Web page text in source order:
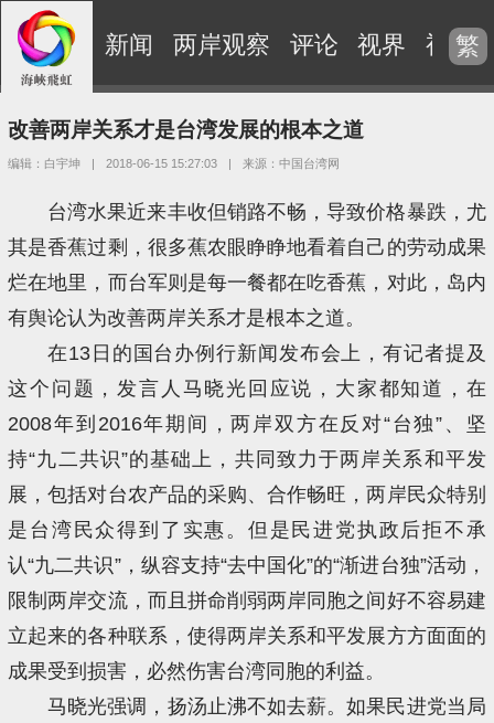
新闻 两岸观察 评论 视界 视频
繁
改善两岸关系才是台湾发展的根本之道
编辑：白宇坤 | 2018-06-15 15:27:03 | 来源：中国台湾网
台湾水果近来丰收但销路不畅，导致价格暴跌，尤
其是香蕉过剩，很多蕉农眼睁睁地看着自己的劳动成果
烂在地里，而台军则是每一餐都在吃香蕉，对此，岛内
有舆论认为改善两岸关系才是根本之道。
在13日的国台办例行新闻发布会上，有记者提及
这个问题，发言人马晓光回应说，大家都知道，在
2008年到2016年期间，两岸双方在反对“台独”、坚
持“九二共识”的基础上，共同致力于两岸关系和平发
展，包括对台农产品的采购、合作畅旺，两岸民众特别
是台湾民众得到了实惠。但是民进党执政后拒不承
认“九二共识”，纵容支持“去中国化”的“渐进台独”活动，
限制两岸交流，而且拼命削弱两岸同胞之间好不容易建
立起来的各种联系，使得两岸关系和平发展方方面面的
成果受到损害，必然伤害台湾同胞的利益。
马晓光强调，扬汤止沸不如去薪。如果民进党当局